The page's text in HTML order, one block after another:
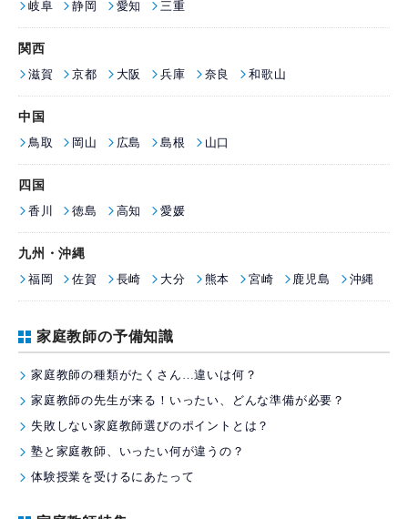
岐阜
静岡 愛知 三重
関西
滋賀
京都 大阪 兵庫 奈良 和歌山
中国
鳥取
岡山 広島 島根 山口
四国
香川
徳島 高知 愛媛
九州・沖縄
福岡
佐賀 長崎 大分 熊本 宮崎 鹿児島 沖縄
家庭教師の予備知識
家庭教師の種類がたくさん…違いは何？
家庭教師の先生が来る！いったい、どんな準備が必要？
失敗しない家庭教師選びのポイントとは？
塾と家庭教師、いったい何が違うの？
体験授業を受けるにあたって